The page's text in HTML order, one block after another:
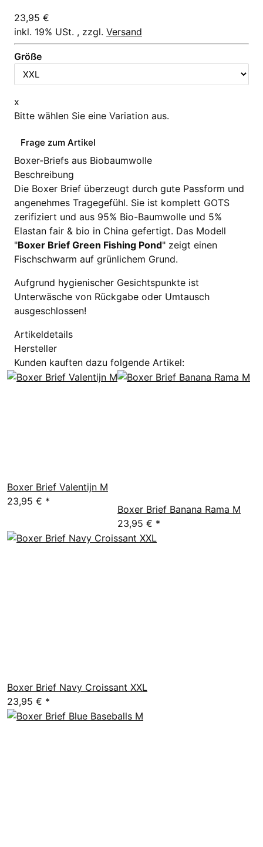
23,95 €
inkl. 19% USt. , zzgl. Versand
Größe
x
Bitte wählen Sie eine Variation aus.
Frage zum Artikel
Boxer-Briefs aus Biobaumwolle
Beschreibung
Die Boxer Brief überzeugt durch gute Passform und
angenehmes Tragegefühl. Sie ist komplett GOTS
zerifiziert und aus 95% Bio-Baumwolle und 5%
Elastan fair & bio in China gefertigt. Das Modell
"Boxer Brief Green Fishing Pond" zeigt einen
Fischschwarm auf grünlichem Grund.
Aufgrund hygienischer Gesichtspunkte ist
Unterwäsche von Rückgabe oder Umtausch
ausgeschlossen!
Artikeldetails
Hersteller
Kunden kauften dazu folgende Artikel:
Boxer Brief Valentijn M
23,95 € *
Boxer Brief Banana Rama M
23,95 € *
Boxer Brief Navy Croissant XXL
23,95 € *